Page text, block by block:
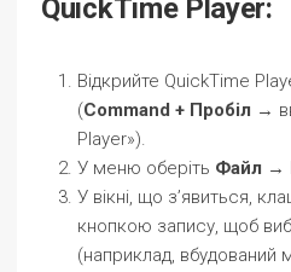
QuickTime Player:
Відкрийте QuickTime
(Command + Пробіл →
Player»).
У меню оберіть Файл →
У вікні, що з’явиться,
кнопкою запису, щоб
(наприклад, вбудований